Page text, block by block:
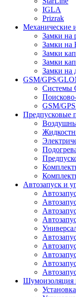
IGLA
Prizrak
Механические
Замки на
Замки
Замки
Замки
Замки на
GSM/GPS/
Системы
GSM/
Предпусковые
Автозапуск и
Шумоизоляция